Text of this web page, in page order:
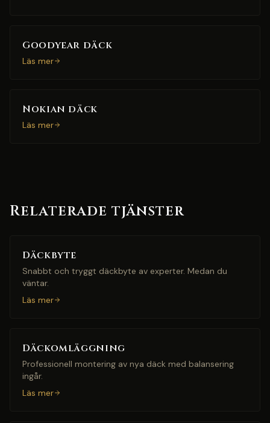
Goodyear däck
Läs mer
Nokian däck
Läs mer
Relaterade tjänster
Däckbyte
Snabbt och tryggt däckbyte av experter. Medan du
väntar.
Läs mer
Däckomläggning
Professionell montering av nya däck med balansering
ingår.
Läs mer